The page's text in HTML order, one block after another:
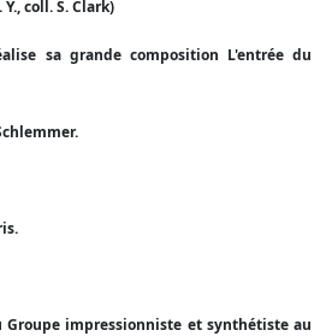
coll. S. Clark)
sa grande composition L'entrée du
Groupe impressionniste et synthétiste au